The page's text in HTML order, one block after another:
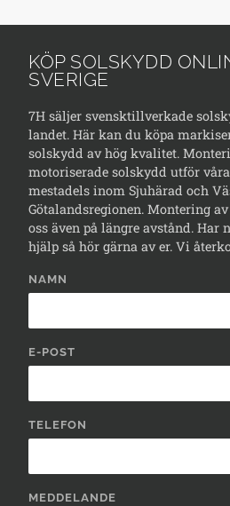
KÖP SOLSKYDD
SVERIGE
7H säljer svensktillverkade
landet. Här kan du köpa
solskydd av hög kvalitet.
motoriserade solskydd utför
mestadels inom Sjuhärad och
Götalandsregionen. Montering
oss även på längre avstånd. Har
hjälp så hör gärna av er. Vi
NAMN
E-POST
TELEFON
MEDDELANDE